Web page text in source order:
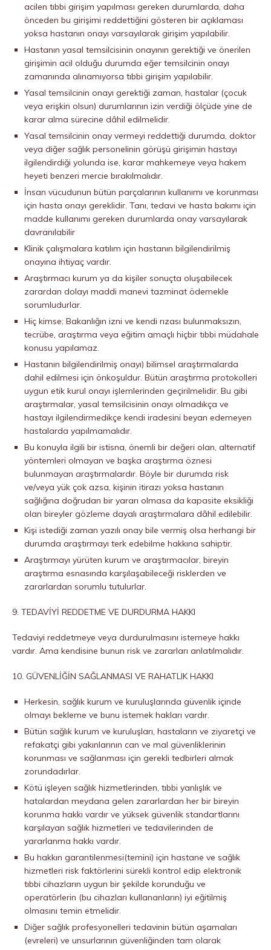
acilen tıbbi girişim yapılması gereken durumlarda, daha
önceden bu girişimi reddettiğini gösteren bir açıklaması
yoksa hastanın onayı varsayılarak girişim yapılabilir.
Hastanın yasal temsilcisinin onayının gerektiği ve önerilen
girişimin acil olduğu durumda eğer temsilcinin onayı
zamanında alınamıyorsa tıbbi girişim yapılabilir.
Yasal temsilcinin onayı gerektiği zaman, hastalar (çocuk
veya erişkin olsun) durumlarının izin verdiği ölçüde yine de
karar alma sürecine dâhil edilmelidir.
Yasal temsilcinin onay vermeyi reddettiği durumda, doktor
veya diğer sağlık personelinin görüşü girişimin hastayı
ilgilendirdiği yolunda ise, karar mahkemeye veya hakem
heyeti benzeri mercie bırakılmalıdır.
İnsan vücudunun bütün parçalarının kullanımı ve korunması
için hasta onayı gereklidir. Tanı, tedavi ve hasta bakımı için
madde kullanımı gereken durumlarda onay varsayılarak
davranılabilir
Klinik çalışmalara katılım için hastanın bilgilendirilmiş
onayına ihtiyaç vardır.
Araştırmacı kurum ya da kişiler sonuçta oluşabilecek
zarardan dolayı maddi manevi tazminat ödemekle
sorumludurlar.
Hiç kimse; Bakanlığın izni ve kendi rızası bulunmaksızın,
tecrübe, araştırma veya eğitim amaçlı hiçbir tıbbi müdahale
konusu yapılamaz.
Hastanın bilgilendirilmiş onayı) bilimsel araştırmalarda
dahil edilmesi için önkoşuldur. Bütün araştırma protokolleri
uygun etik kurul onayı işlemlerinden geçirilmelidir. Bu gibi
araştırmalar, yasal temsilcisinin onayı olmadıkça ve
hastayı ilgilendirmedikçe kendi iradesini beyan edemeyen
hastalarda yapılmamalıdır.
Bu konuyla ilgili bir istisna, önemli bir değeri olan, alternatif
yöntemleri olmayan ve başka araştırma öznesi
bulunmayan araştırmalardır. Böyle bir durumda risk
ve/veya yük çok azsa, kişinin itirazı yoksa hastanın
sağlığına doğrudan bir yararı olmasa da kapasite eksikliği
olan bireyler gözleme dayalı araştırmalara dâhil edilebilir.
Kişi istediği zaman yazılı onay bile vermiş olsa herhangi bir
durumda araştırmayı terk edebilme hakkına sahiptir.
Araştırmayı yürüten kurum ve araştırmacılar, bireyin
araştırma esnasında karşılaşabileceği risklerden ve
zararlardan sorumlu tutulurlar.
9. TEDAVİYİ REDDETME VE DURDURMA HAKKI
Tedaviyi reddetmeye veya durdurulmasını istemeye hakkı
vardır. Ama kendisine bunun risk ve zararları anlatılmalıdır.
10. GÜVENLİĞİN SAĞLANMASI VE RAHATLIK HAKKI
Herkesin, sağlık kurum ve kuruluşlarında güvenlik içinde
olmayı bekleme ve bunu istemek hakları vardır.
Bütün sağlık kurum ve kuruluşları, hastaların ve ziyaretçi ve
refakatçi gibi yakınlarının can ve mal güvenliklerinin
korunması ve sağlanması için gerekli tedbirleri almak
zorundadırlar.
Kötü işleyen sağlık hizmetlerinden, tıbbi yanlışlık ve
hatalardan meydana gelen zararlardan her bir bireyin
korunma hakkı vardır ve yüksek güvenlik standartlarını
karşılayan sağlık hizmetleri ve tedavilerinden de
yararlanma hakkı vardır.
Bu hakkın garantilenmesi(temini) için hastane ve sağlık
hizmetleri risk faktörlerini sürekli kontrol edip elektronik
tıbbi cihazların uygun bir şekilde korunduğu ve
operatörlerin (bu cihazları kullananların) iyi eğitilmiş
olmasını temin etmelidir.
Diğer sağlık profesyonelleri tedavinin bütün aşamaları
(evreleri) ve unsurlarının güvenliğinden tam olarak